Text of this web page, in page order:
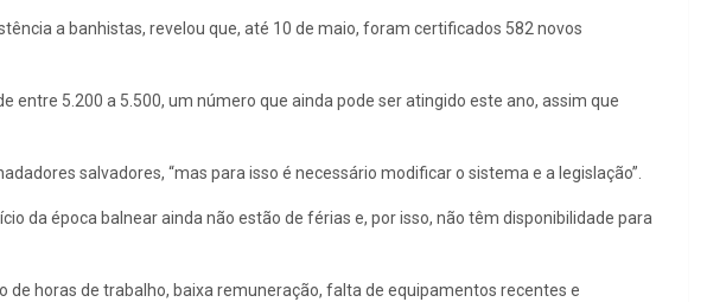
a banhistas, revelou que, até 10 de maio, foram certificados 582 novos
5.200 a 5.500, um número que ainda pode ser atingido este ano, assim que
salvadores, “mas para isso é necessário modificar o sistema e a legislação”.
da época balnear ainda não estão de férias e, por isso, não têm disponibilidade para
horas de trabalho, baixa remuneração, falta de equipamentos recentes e